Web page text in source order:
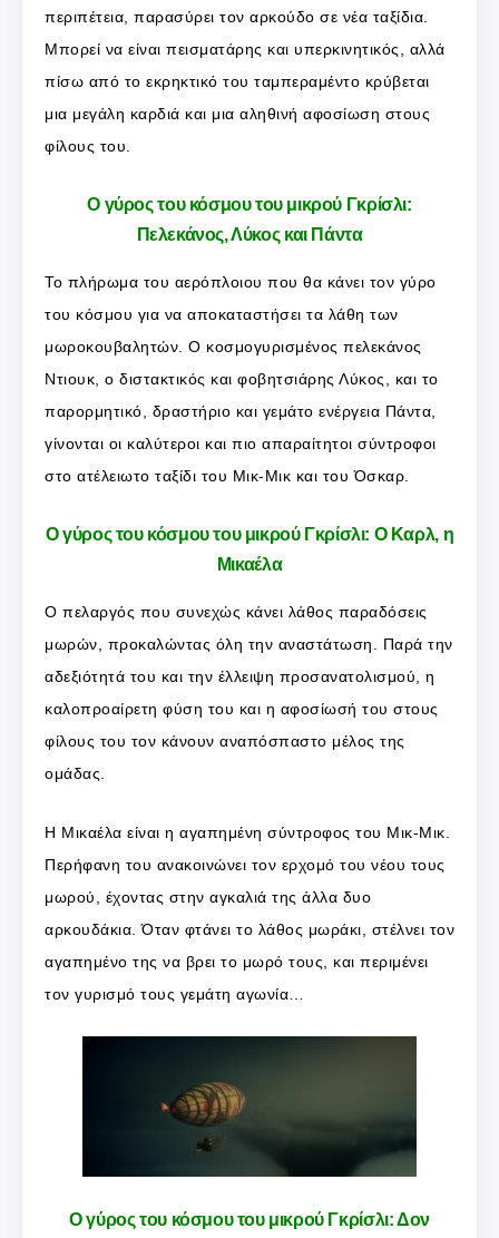
περιπέτεια, παρασύρει τον αρκούδο σε νέα ταξίδια.
Μπορεί να είναι πεισματάρης και υπερκινητικός, αλλά
πίσω από το εκρηκτικό του ταμπεραμέντο κρύβεται
μια μεγάλη καρδιά και μια αληθινή αφοσίωση στους
φίλους του.
Ο γύρος του κόσμου του μικρού Γκρίσλι:
Πελεκάνος, Λύκος και Πάντα
Το πλήρωμα του αερόπλοιου που θα κάνει τον γύρο
του κόσμου για να αποκαταστήσει τα λάθη των
μωροκουβαλητών. Ο κοσμογυρισμένος πελεκάνος
Ντιουκ, ο διστακτικός και φοβητσιάρης Λύκος, και το
παρορμητικό, δραστήριο και γεμάτο ενέργεια Πάντα,
γίνονται οι καλύτεροι και πιο απαραίτητοι σύντροφοι
στο ατέλειωτο ταξίδι του Μικ-Μικ και του Όσκαρ.
Ο γύρος του κόσμου του μικρού Γκρίσλι: Ο Καρλ, η
Μικαέλα
Ο πελαργός που συνεχώς κάνει λάθος παραδόσεις
μωρών, προκαλώντας όλη την αναστάτωση. Παρά την
αδεξιότητά του και την έλλειψη προσανατολισμού, η
καλοπροαίρετη φύση του και η αφοσίωσή του στους
φίλους του τον κάνουν αναπόσπαστο μέλος της
ομάδας.
Η Μικαέλα είναι η αγαπημένη σύντροφος του Μικ-Μικ.
Περήφανη του ανακοινώνει τον ερχομό του νέου τους
μωρού, έχοντας στην αγκαλιά της άλλα δυο
αρκουδάκια. Όταν φτάνει το λάθος μωράκι, στέλνει τον
αγαπημένο της να βρει το μωρό τους, και περιμένει
τον γυρισμό τους γεμάτη αγωνία…
Ο γύρος του κόσμου του μικρού Γκρίσλι: Δον